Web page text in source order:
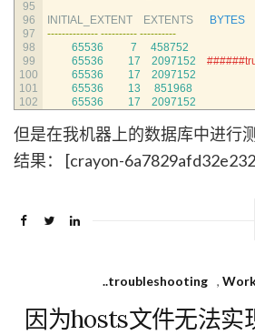
95
96
97
98
99
100
101
102
INITIAL_EXTENT EXTENTS
BYTES
-------------- ---------- ----------
65536
7
458752
65536
17 2097152
65536
17
2097152
65536
13
851968
65536
17 2097152
但是在我机器上的数据库中进行
结果： [crayon-
..troubleshooting ,
因为hosts文件无法实